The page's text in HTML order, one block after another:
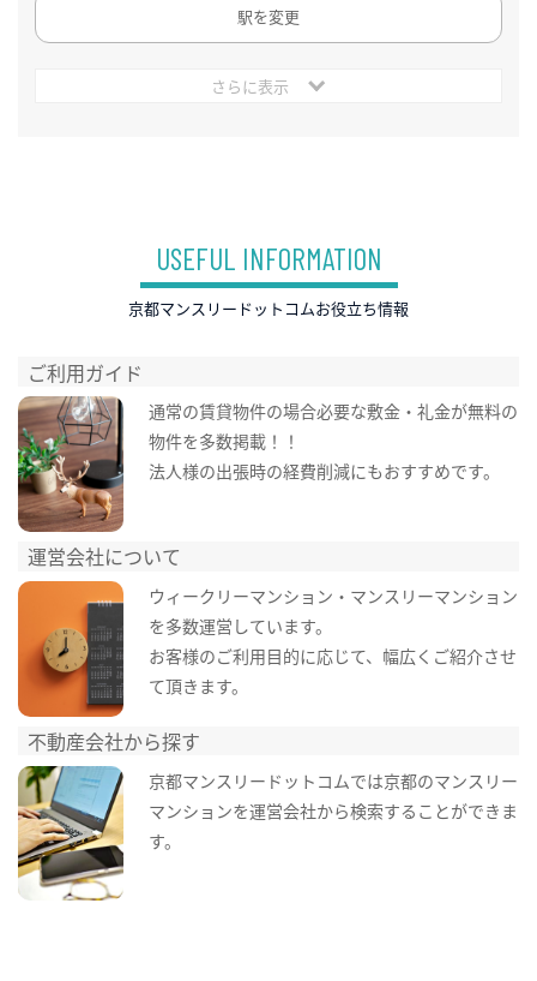
駅を変更
さらに表示
USEFUL INFORMATION
京都マンスリードットコムお役立ち情報
ご利用ガイド
通常の賃貸物件の場合必要な敷金・礼金が無料の
物件を多数掲載！！
法人様の出張時の経費削減にもおすすめです。
運営会社について
ウィークリーマンション・マンスリーマンション
を多数運営しています。
お客様のご利用目的に応じて、幅広くご紹介させ
て頂きます。
不動産会社から探す
京都マンスリードットコムでは京都のマンスリー
マンションを運営会社から検索することができま
す。